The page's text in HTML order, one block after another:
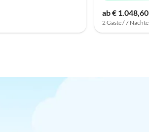
ab € 1.048,60
2 Gäste / 7 Nächte